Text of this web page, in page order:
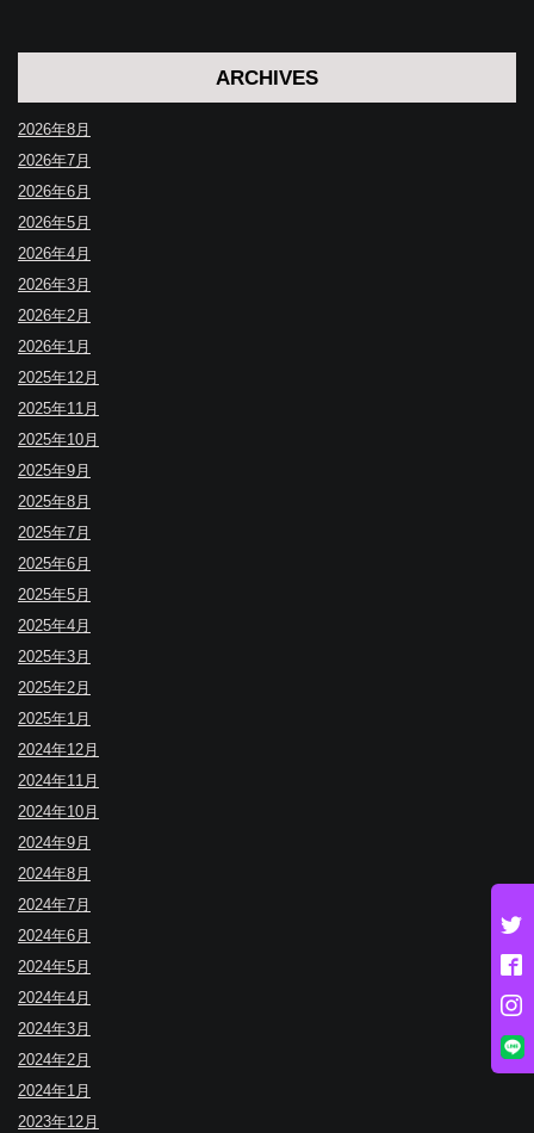
ARCHIVES
2026年8月
2026年7月
2026年6月
2026年5月
2026年4月
2026年3月
2026年2月
2026年1月
2025年12月
2025年11月
2025年10月
2025年9月
2025年8月
2025年7月
2025年6月
2025年5月
2025年4月
2025年3月
2025年2月
2025年1月
2024年12月
2024年11月
2024年10月
2024年9月
2024年8月
2024年7月
2024年6月
2024年5月
2024年4月
2024年3月
2024年2月
2024年1月
2023年12月